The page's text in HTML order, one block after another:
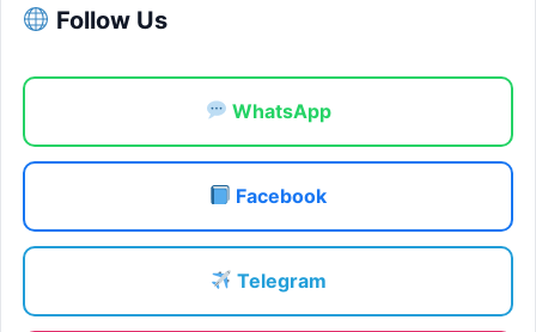
Follow Us
WhatsApp
Facebook
Telegram